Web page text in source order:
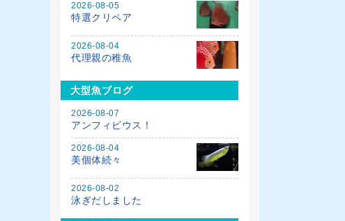
2026-08-05
特選クリペア
2026-08-04
代理親の稚魚
大型魚ブログ
2026-08-07
アンフィビウス！
2026-08-04
美個体続々
2026-08-02
泳ぎだしました